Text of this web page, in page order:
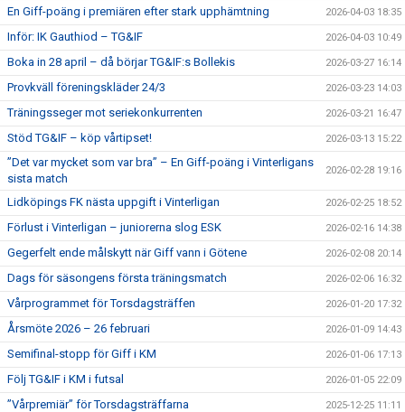
En Giff-poäng i premiären efter stark upphämtning 2026-04-03 18:35
Inför: IK Gauthiod – TG&IF 2026-04-03 10:49
Boka in 28 april – då börjar TG&IF:s Bollekis 2026-03-27 16:14
Provkväll föreningskläder 24/3 2026-03-23 14:03
Träningsseger mot seriekonkurrenten 2026-03-21 16:47
Stöd TG&IF – köp vårtipset! 2026-03-13 15:22
”Det var mycket som var bra” – En Giff-poäng i Vinterligans
sista match
2026-02-28 19:16
Lidköpings FK nästa uppgift i Vinterligan 2026-02-25 18:52
Förlust i Vinterligan – juniorerna slog ESK 2026-02-16 14:38
Gegerfelt ende målskytt när Giff vann i Götene 2026-02-08 20:14
Dags för säsongens första träningsmatch 2026-02-06 16:32
Vårprogrammet för Torsdagsträffen 2026-01-20 17:32
Årsmöte 2026 – 26 februari 2026-01-09 14:43
Semifinal-stopp för Giff i KM 2026-01-06 17:13
Följ TG&IF i KM i futsal 2026-01-05 22:09
”Vårpremiär” för Torsdagsträffarna 2025-12-25 11:11